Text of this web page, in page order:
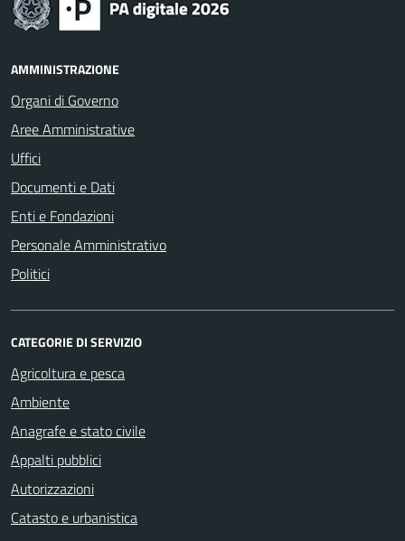
AMMINISTRAZIONE
Organi di Governo
Aree Amministrative
Uffici
Documenti e Dati
Enti e Fondazioni
Personale Amministrativo
Politici
CATEGORIE DI SERVIZIO
Agricoltura e pesca
Ambiente
Anagrafe e stato civile
Appalti pubblici
Autorizzazioni
Catasto e urbanistica